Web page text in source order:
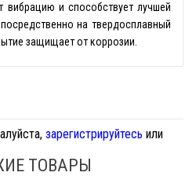
и способствует лучшей
на твердосплавный
защищает от коррозии.
зарегистрируйтесь или
ТОВАРЫ